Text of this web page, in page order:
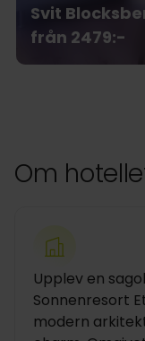
Svit
från 2479:-
Om
Upplev en
Sonnenresort
modern